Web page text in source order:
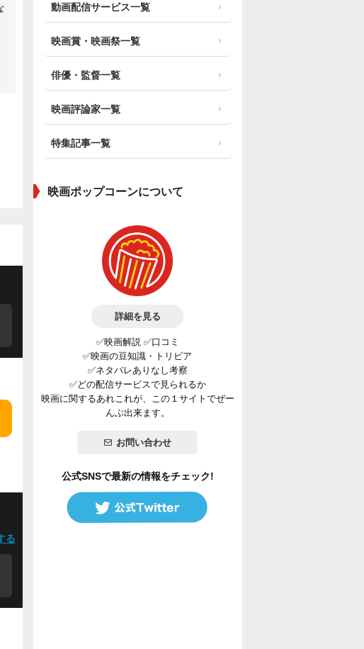
る
動画配信サービス一覧
映画賞・映画祭一覧
俳優・監督一覧
映画評論家一覧
特集記事一覧
映画ポップコーンについて
詳細を見る
✅映画解説 ✅口コミ
✅映画の豆知識・トリビア
✅ネタバレありなし考察
✅どの配信サービスで見られるか
映画に関するあれこれが、この１サイトでぜー
んぶ出来ます。
お問い合わせ
公式SNSで最新の情報をチェック!